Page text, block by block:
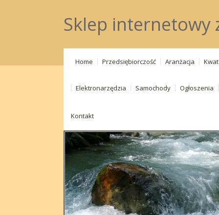
Sklep internetowy
Home Przedsiębiorczość Aranżacja
Elektronarzędzia Samochody Ogłoszenia
Kontakt